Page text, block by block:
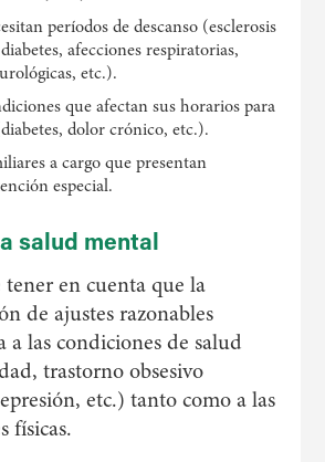
períodos de descanso (esclerosis
afecciones respiratorias,
etc.).
que afectan sus horarios para
dolor crónico, etc.).
a cargo que presentan
especial.
salud mental
en cuenta que la
de ajustes razonables
a las condiciones de salud
trastorno obsesivo
etc.) tanto como a las
físicas.